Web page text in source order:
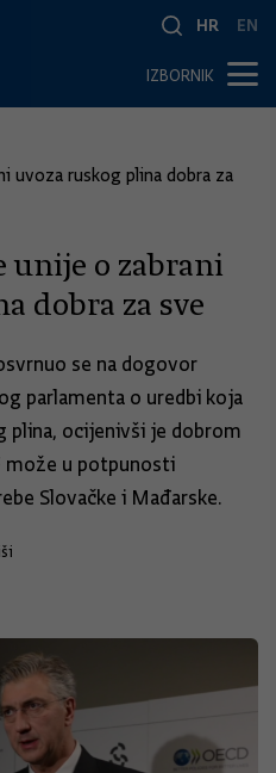
HR EN
IZBORNIK
uvoza ruskog plina dobra za
unije o zabrani
dobra za sve
se na dogovor
parlamenta o uredbi koja
plina, ocijenivši je dobrom
može u potpunosti
Slovačke i Mađarske.